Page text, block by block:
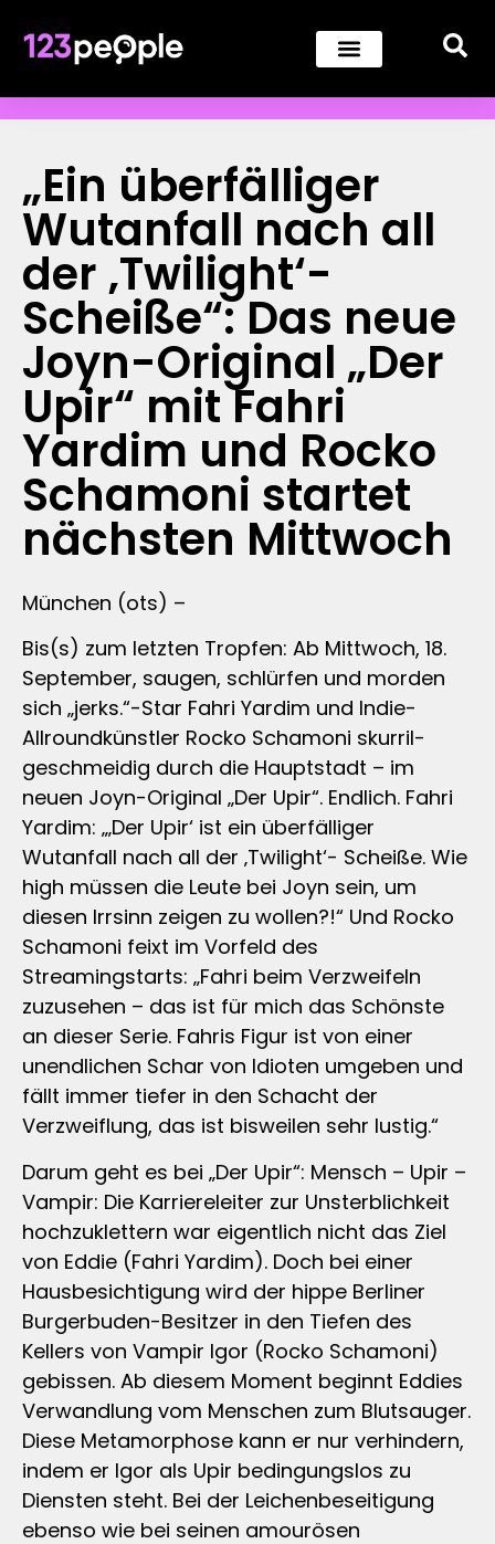
„Ein überfälliger
Wutanfall nach all
der ‚Twilight‘-
Scheiße“: Das neue
Joyn-Original „Der
Upir“ mit Fahri
Yardim und Rocko
Schamoni startet
nächsten Mittwoch
München (ots) –
Bis(s) zum letzten Tropfen: Ab Mittwoch, 18.
September, saugen, schlürfen und morden
sich „jerks.“-Star Fahri Yardim und Indie-
Allroundkünstler Rocko Schamoni skurril-
geschmeidig durch die Hauptstadt – im
neuen Joyn-Original „Der Upir“. Endlich. Fahri
Yardim: „‚Der Upir‘ ist ein überfälliger
Wutanfall nach all der ‚Twilight‘- Scheiße. Wie
high müssen die Leute bei Joyn sein, um
diesen Irrsinn zeigen zu wollen?!“ Und Rocko
Schamoni feixt im Vorfeld des
Streamingstarts: „Fahri beim Verzweifeln
zuzusehen – das ist für mich das Schönste
an dieser Serie. Fahris Figur ist von einer
unendlichen Schar von Idioten umgeben und
fällt immer tiefer in den Schacht der
Verzweiflung, das ist bisweilen sehr lustig.“
Darum geht es bei „Der Upir“: Mensch – Upir –
Vampir: Die Karriereleiter zur Unsterblichkeit
hochzuklettern war eigentlich nicht das Ziel
von Eddie (Fahri Yardim). Doch bei einer
Hausbesichtigung wird der hippe Berliner
Burgerbuden-Besitzer in den Tiefen des
Kellers von Vampir Igor (Rocko Schamoni)
gebissen. Ab diesem Moment beginnt Eddies
Verwandlung vom Menschen zum Blutsauger.
Diese Metamorphose kann er nur verhindern,
indem er Igor als Upir bedingungslos zu
Diensten steht. Bei der Leichenbeseitigung
ebenso wie bei seinen amourösen